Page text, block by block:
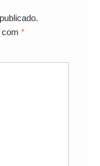
*